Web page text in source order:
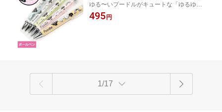
ードル ボールペン オーナグッズ オーナ
ー雑貨 文具 ボールペン ステーショナリ
ゆる〜いプードルがキュートな「ゆるゆる
プードル」のボールペン♪【ドッグ 犬グッ
ズ 雑貨 プードル】
495円
1/17